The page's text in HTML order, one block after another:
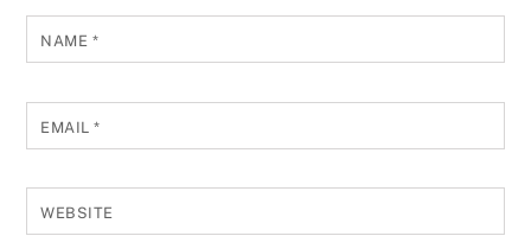
NAME *
EMAIL*
WEBSITE